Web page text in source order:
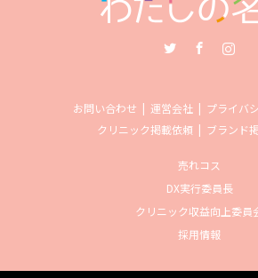
お問い合わせ 運営会社
プライバ
クリニック掲載依頼
ブランド
売れコス
DX実行委員長
クリニック収益向上委員
採用情報